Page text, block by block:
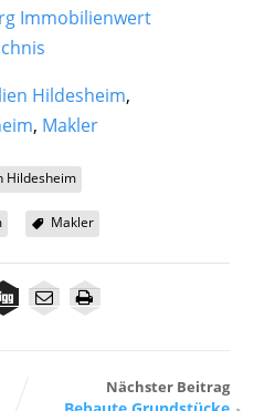
Immobilienwert
Hildesheim,
, Makler
Hildesheim
Makler
Nächster Beitrag